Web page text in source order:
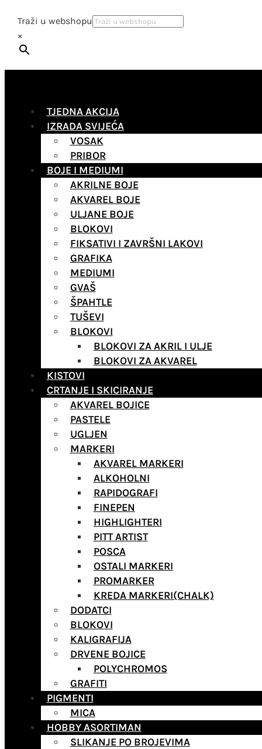
Traži u webshopu
×
TJEDNA AKCIJA
IZRADA SVIJEĆA
VOSAK
PRIBOR
BOJE I MEDIUMI
AKRILNE BOJE
AKVAREL BOJE
ULJANE BOJE
BLOKOVI
FIKSATIVI I ZAVRŠNI LAKOVI
GRAFIKA
MEDIUMI
GVAŠ
ŠPAHTLE
TUŠEVI
BLOKOVI
BLOKOVI ZA AKRIL I ULJE
BLOKOVI ZA AKVAREL
KISTOVI
CRTANJE I SKICIRANJE
AKVAREL BOJICE
PASTELE
UGLJEN
MARKERI
AKVAREL MARKERI
ALKOHOLNI
RAPIDOGRAFI
FINEPEN
HIGHLIGHTERI
PITT ARTIST
POSCA
OSTALI MARKERI
PROMARKER
KREDA MARKERI(CHALK)
DODATCI
BLOKOVI
KALIGRAFIJA
DRVENE BOJICE
POLYCHROMOS
GRAFITI
PIGMENTI
MICA
HOBBY ASORTIMAN
SLIKANJE PO BROJEVIMA